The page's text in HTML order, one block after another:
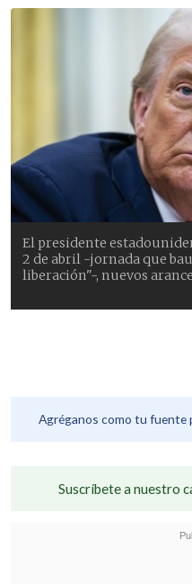
El presidente
2 de abril -jornada que
liberación"-, nuevos
Agréganos como tu fuente
Suscríbete a nuestro